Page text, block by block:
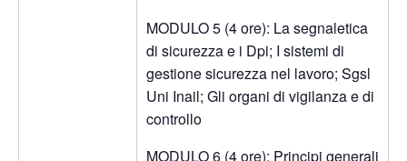
MODULO 5 (4 ore): La segnaletica
di sicurezza e i Dpi; I sistemi di
gestione sicurezza nel lavoro; Sgsl
Uni Inail; Gli organi di vigilanza e di
controllo
MODULO 6 (4 ore): Principi generali